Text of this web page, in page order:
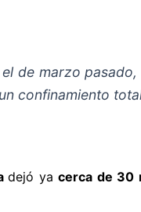
de marzo
confinamiento
dejó yacerca de 30